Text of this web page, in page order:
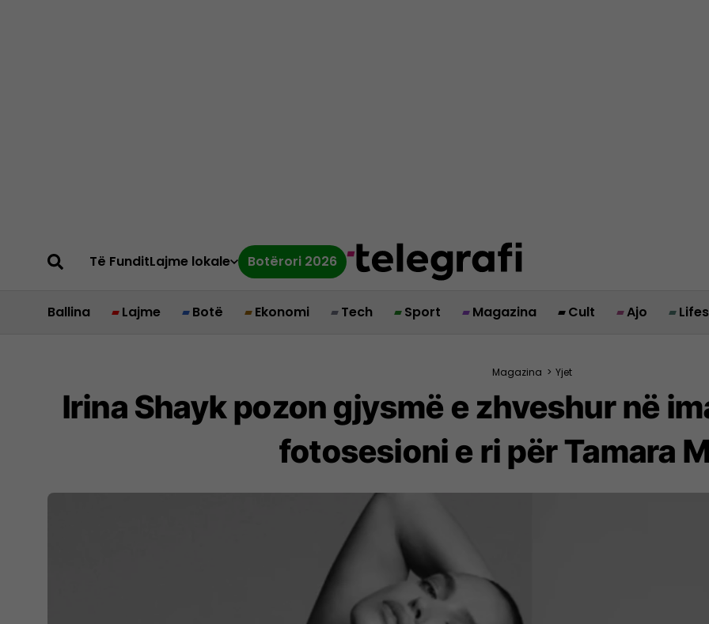
Të FunditLajme lokale Botërori 2026
Ballina Lajme Botë Ekonomi Tech Sport Magazina Cult Ajo
Magazina > Yjet
Irina Shayk pozon gjysmë e zhveshur në
fotosesioni e ri për Tamara